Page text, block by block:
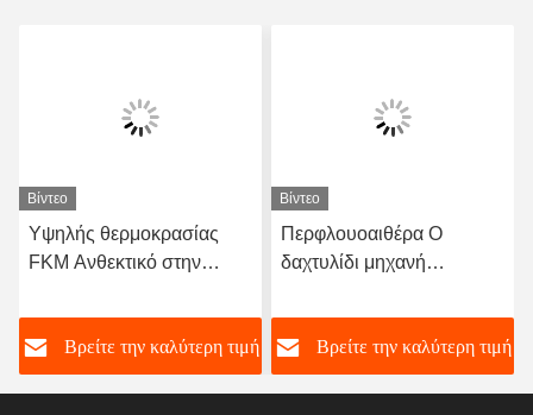
Βίντεο
Υψηλής θερμοκρασίας
FKM Ανθεκτικό στην
δακτυλίδι Φθορίνη
Σφραγιστικό στοιχείο
Θάλασσας
Βρείτε την καλύτερη τιμή
Βίντεο
Περφλουοαιθέρα O
δαχτυλίδι μηχανή
αντιδραστήρα αντλίας
αντοχής στη διάβρωση
καουτσούκ δαχτυλίδι
Βρείτε την καλύτερη τιμή